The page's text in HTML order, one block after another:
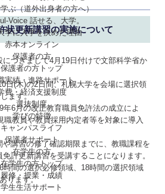
ぶ（道外出身者の方へ）
Voice 話せる、大学。
学に入学を決めた理由
赤本オンライン
保護者の方
保護者の方トップ
実績・進路サポート
費・経済支援制度
選抜制度
学びの特徴
キャンパスライフ
保護者サポート
在学生の方
在学生の方トップ
履修・授業・成績
学生生活サポート
状更新講習の実施について
つきまして4月19日付けで文部科学省か
日(木)の2日間、札幌大学を会場に選択領
ます。
6月の改正教育職員免許法の成立によ
職教員や教員採用内定者等を対象に導入
講習の修了確認期限までに、教職課程を
許更新講習を受講することになります。
時間の選択必修領域、18時間の選択領域
ります。